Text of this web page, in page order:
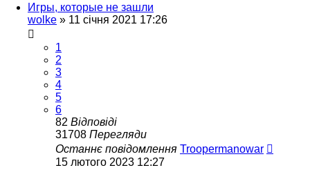
Игры, которые не зашли
wolke » 11 січня 2021 17:26
1
2
3
4
5
6
82 Відповіді
31708 Перегляди
Останнє повідомлення Troopermanowar
15 лютого 2023 12:27